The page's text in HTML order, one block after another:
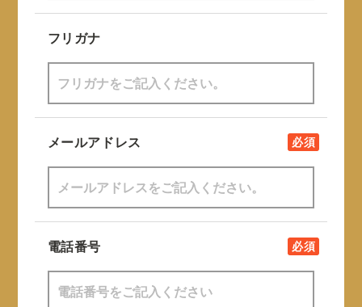
フリガナ
メールアドレス 必須
電話番号 必須